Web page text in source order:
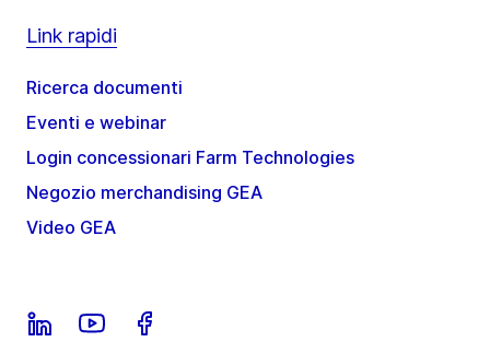
Link rapidi
Ricerca documenti
Eventi e webinar
Login concessionari Farm Technologies
Negozio merchandising GEA
Video GEA